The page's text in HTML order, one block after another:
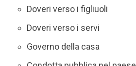
Doveri verso i figliuoli
Doveri verso i servi
Governo della casa